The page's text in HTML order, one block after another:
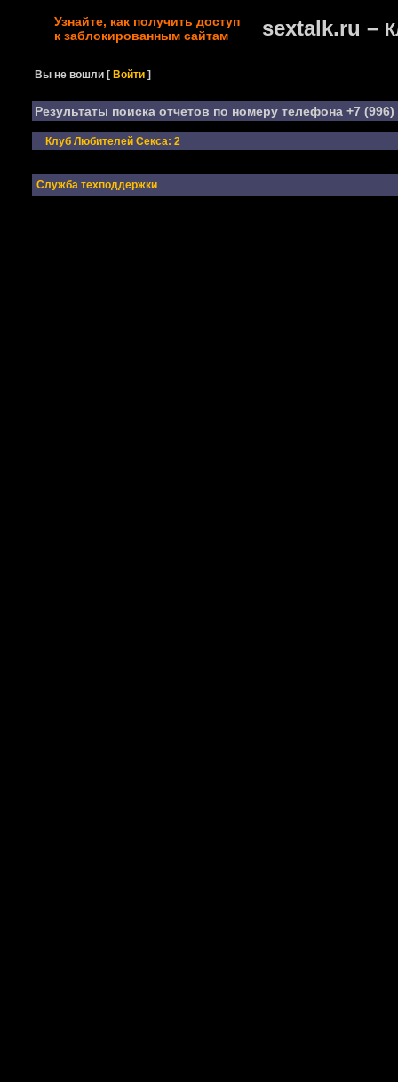
Узнайте, как получить доступ
к заблокированным сайтам
sextalk.ru –
Вы не вошли [Войти ]
Результаты поиска отчетов по номеру телефона +7 (996)
Клуб Любителей Секса: 2
Служба техподдержки